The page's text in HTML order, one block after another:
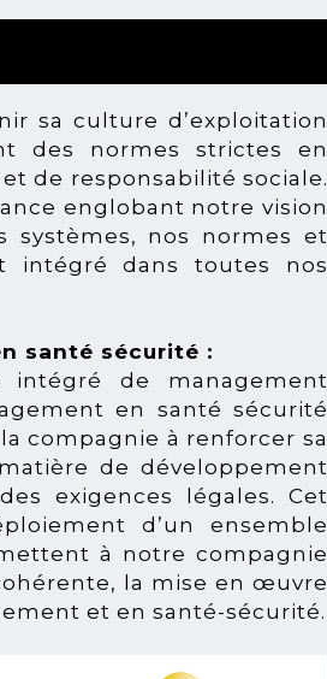
sa culture d’exploitation
des normes strictes en
de responsabilité sociale.
englobant notre vision
systèmes, nos normes et
dans toutes nos
santé sécurité :
de management
en santé sécurité
compagnie à renforcer sa
de développement
exigences légales. Cet
d’un ensemble
à notre compagnie
la mise en œuvre
et en santé-sécurité.